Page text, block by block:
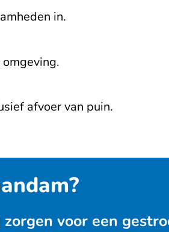
in.
afvoer van puin.
voor een